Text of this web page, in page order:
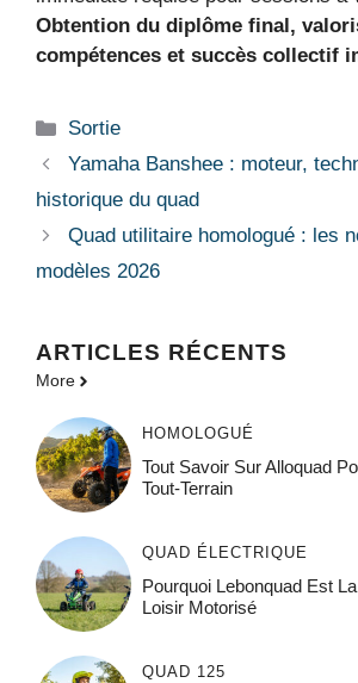
Obtention du diplôme final,
compétences et succès collectif
Catégories
Sortie
Yamaha Banshee : moteur,
historique du quad
Quad utilitaire homologué : les
modèles 2026
ARTICLES RÉCENTS
More
HOMOLOGUÉ
Tout Savoir Sur Alloquad
Tout-Terrain
QUAD ÉLECTRIQUE
Pourquoi Lebonquad Est
Loisir Motorisé
QUAD 125